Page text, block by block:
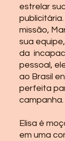
estrelar
missão,
sua
da
pessoal,
ao Brasil
perfeita
campanha.
Elisa é
em uma